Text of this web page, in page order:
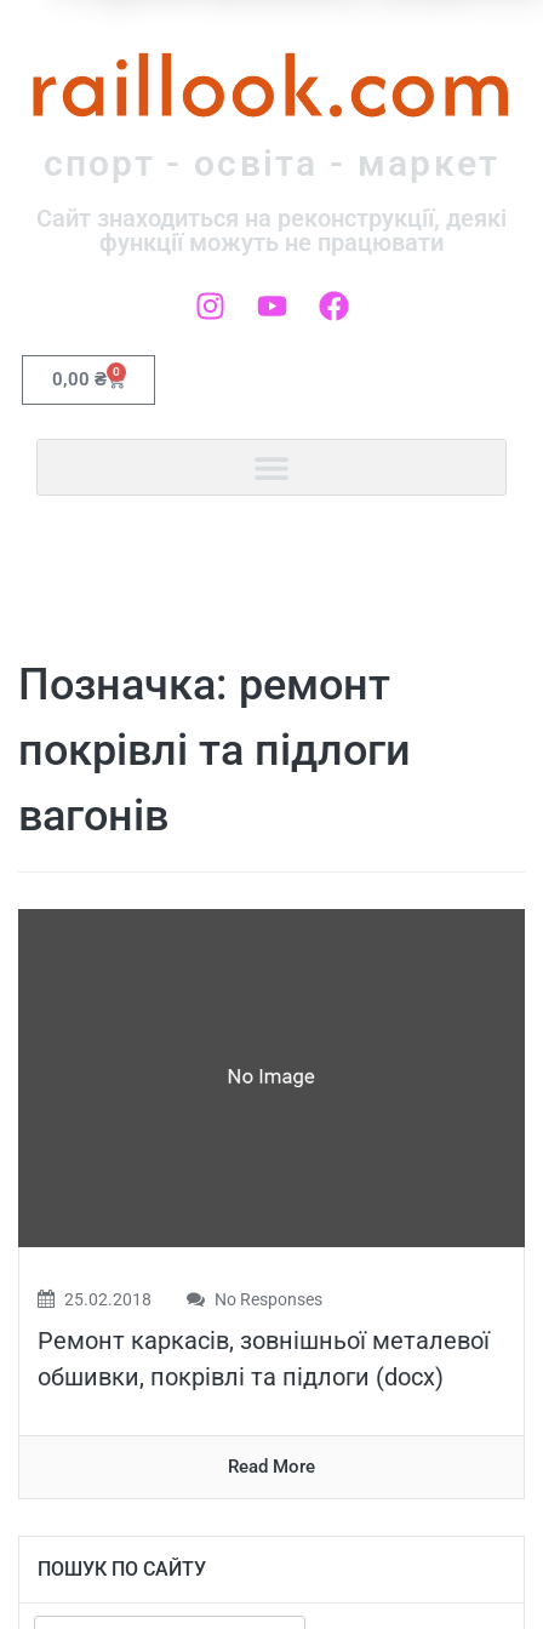
raillook.com
спорт - освіта - маркет
Сайт знаходиться на реконструкції, деякі
функції можуть не працювати
0,00 ₴ 0
Позначка: ремонт
покрівлі та підлоги
вагонів
25.02.2018 No Responses
Ремонт каркасів, зовнішньої металевої
обшивки, покрівлі та підлоги (docx)
Read More
ПОШУК ПО САЙТУ